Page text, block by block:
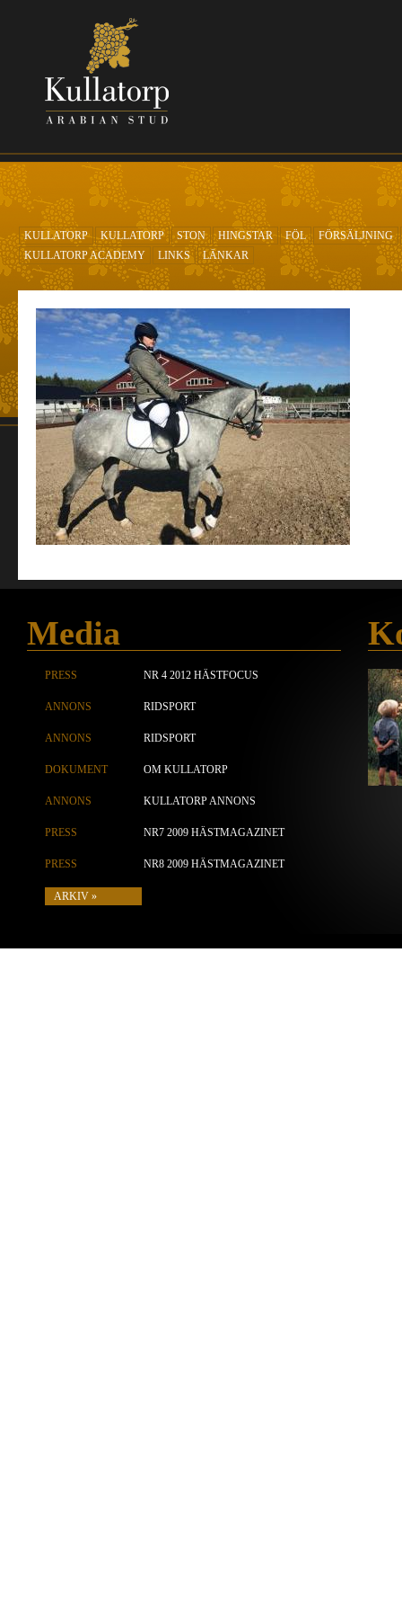
KULLATORP KULLATORP STON HINGSTAR FÖL
FÖRSÄLJNING
KULLATORP ACADEMY
LINKS LÄNKAR
Media
PRESS NR 4 2012 HÄSTFOCUS
ANNONS RIDSPORT
ANNONS RIDSPORT
DOKUMENT OM KULLATORP
ANNONS KULLATORP ANNONS
PRESS NR7 2009 HÄSTMAGAZINET
PRESS NR8 2009 HÄSTMAGAZINET
ARKIV »